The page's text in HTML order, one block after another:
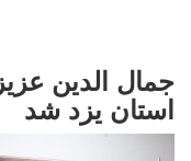
جمال الدین
استان یزد شد